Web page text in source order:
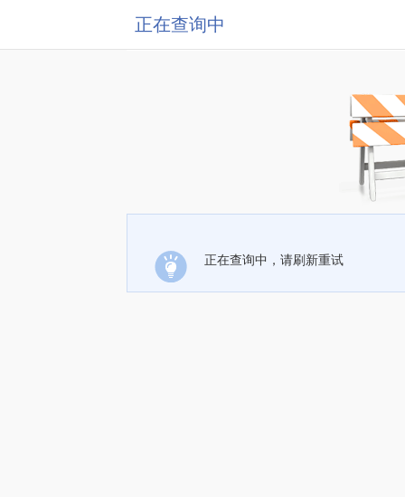
正在查询中
正在查询中，请刷新重试